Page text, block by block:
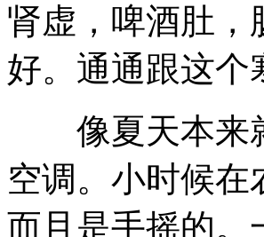
肾虚，啤酒肚，
好。通通跟这个
像夏天本来就
空调。小时候
而且是手摇的。